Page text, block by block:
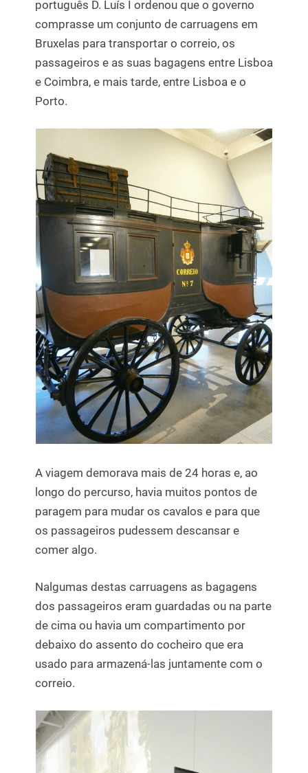
português D. Luís I ordenou que o governo
comprasse um conjunto de carruagens em
Bruxelas para transportar o correio, os
passageiros e as suas bagagens entre Lisboa
e Coimbra, e mais tarde, entre Lisboa e o
Porto.
A viagem demorava mais de 24 horas e, ao
longo do percurso, havia muitos pontos de
paragem para mudar os cavalos e para que
os passageiros pudessem descansar e
comer algo.
Nalgumas destas carruagens as bagagens
dos passageiros eram guardadas ou na parte
de cima ou havia um compartimento por
debaixo do assento do cocheiro que era
usado para armazená-las juntamente com o
correio.